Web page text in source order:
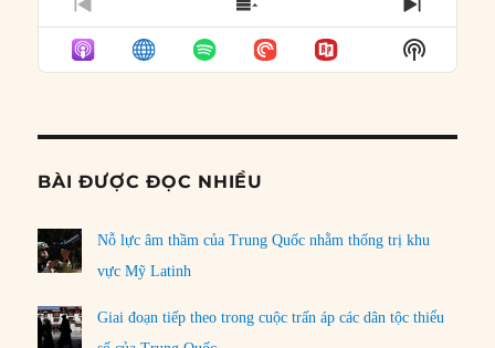
PREVIOUS
EPISODE
SHOW
EPISODES
LIST
NEXT
Show
Podcast
BÀI ĐƯỢC ĐỌC NHIỀU
Nỗ lực âm thầm của Trung Quốc nhằm thống trị khu
vực Mỹ Latinh
Giai đoạn tiếp theo trong cuộc trấn áp các dân tộc thiểu